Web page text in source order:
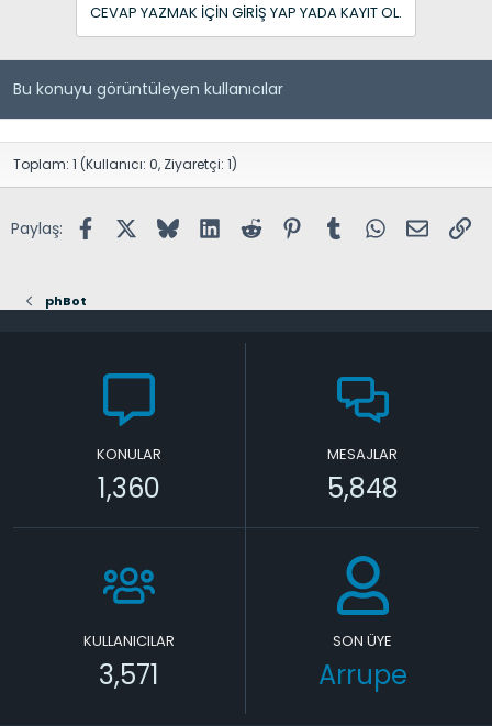
CEVAP YAZMAK IÇIN GIRIŞ YAP YADA KAYIT OL.
Bu konuyu görüntüleyen kullanıcılar
Toplam: 1 (Kullanıcı: 0, Ziyaretçi: 1)
Paylaş: FacebookX (Twitter)
BlueskyLinkedInReddit PinterestTumblr WhatsApp
E-posta
phBot
KONULAR
1,360
MESAJLAR
5,848
KULLANICILAR
3,571
SON ÜYE
Arrupe